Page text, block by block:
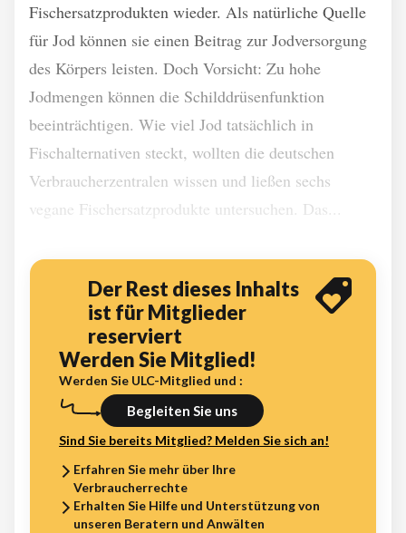
Fischersatzprodukten wieder. Als natürliche Quelle
für Jod können sie einen Beitrag zur Jodversorgung
des Körpers leisten. Doch Vorsicht: Zu hohe
Jodmengen können die Schilddrüsenfunktion
beeinträchtigen. Wie viel Jod tatsächlich in
Fischalternativen steckt, wollten die deutschen
Verbraucherzentralen wissen und ließen sechs
vegane Fischersatzprodukte untersuchen. Das...
Der Rest dieses Inhalts
ist für Mitglieder
reserviert
Werden Sie Mitglied!
Werden Sie ULC-Mitglied und :
Begleiten Sie uns
Sind Sie bereits Mitglied? Melden Sie sich an!
Erfahren Sie mehr über Ihre
Verbraucherrechte
Erhalten Sie Hilfe und Unterstützung von
unseren Beratern und Anwälten